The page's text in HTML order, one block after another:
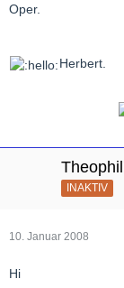
Oper.
Herbert.
INAKTIV
10. Januar 2008
Hi